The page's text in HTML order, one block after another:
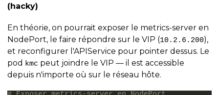
(hacky)
En théorie, on pourrait exposer le metrics-server en
NodePort, le faire répondre sur le VIP (10.2.6.200),
et reconfigurer l'APIService pour pointer dessus. Le
pod kmc peut joindre le VIP — il est accessible
depuis n'importe où sur le réseau hôte.